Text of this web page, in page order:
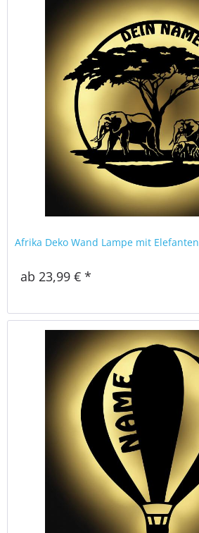
Afrika Deko Wand Lampe mit Elefanten
ab 23,99 € *